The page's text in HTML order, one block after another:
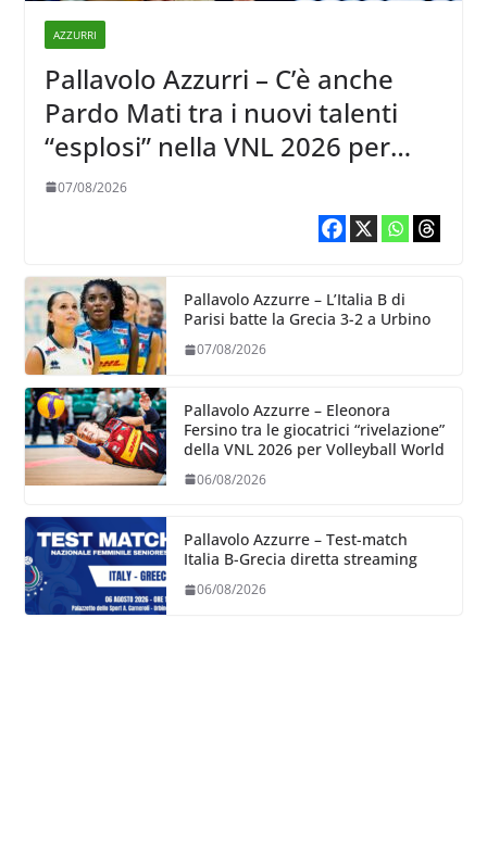
AZZURRI
Pallavolo Azzurri – C’è anche
Pardo Mati tra i nuovi talenti
“esplosi” nella VNL 2026 per
Volleyball World
07/08/2026
Pallavolo Azzurre – L’Italia B di
Parisi batte la Grecia 3-2 a Urbino
07/08/2026
Pallavolo Azzurre – Eleonora
Fersino tra le giocatrici “rivelazione”
della VNL 2026 per Volleyball World
06/08/2026
Pallavolo Azzurre – Test-match
Italia B-Grecia diretta streaming
06/08/2026